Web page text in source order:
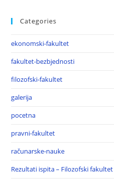
Categories
ekonomski-fakultet
fakultet-bezbjednosti
filozofski-fakultet
galerija
pocetna
pravni-fakultet
računarske-nauke
Rezultati ispita – Filozofski fakultet